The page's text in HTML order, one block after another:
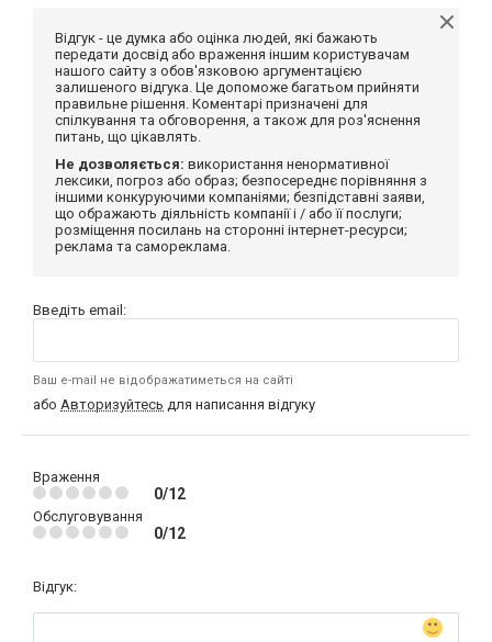
Відгук - це думка або оцінка людей, які бажають
передати досвід або враження іншим користувачам
нашого сайту з обов'язковою аргументацією
залишеного відгука. Це допоможе багатьом прийняти
правильне рішення. Коментарі призначені для
спілкування та обговорення, а також для роз'яснення
питань, що цікавлять.
Не дозволяється: використання ненормативної
лексики, погроз або образ; безпосереднє порівняння з
іншими конкуруючими компаніями; безпідставні заяви,
що ображають діяльність компанії і / або її послуги;
розміщення посилань на сторонні інтернет-ресурси;
реклама та самореклама.
Введіть email:
Ваш e-mail не відображатиметься на сайті
або Авторизуйтесь для написання відгуку
Враження
0/12
Обслуговування
0/12
Відгук: